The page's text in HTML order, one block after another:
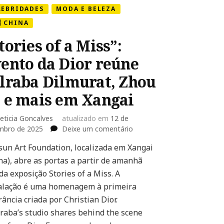
MODA E BELEZA
of a Miss”:
da Dior reúne
Dilmurat, Zhou
e mais em Xangai
Goncalves atualizado em 12 de
de 2025
Deixe um comentárioem
of
a
da
reúne
Art Foundation, localizada em Xangai
abre as portas a partir de amanhã
exposição Stories of a Miss. A
é uma homenagem à primeira
criada por Christian Dior.
studio shares behind the scene